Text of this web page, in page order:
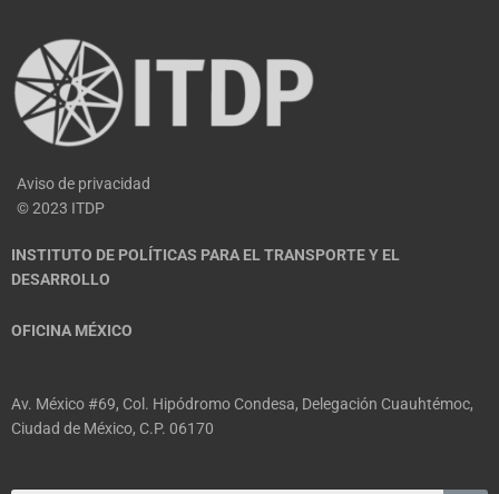
Aviso de privacidad
© 2023 ITDP
INSTITUTO DE POLÍTICAS PARA EL TRANSPORTE Y EL
DESARROLLO
OFICINA MÉXICO
Av. México #69, Col. Hipódromo Condesa, Delegación Cuauhtémoc,
Ciudad de México, C.P. 06170